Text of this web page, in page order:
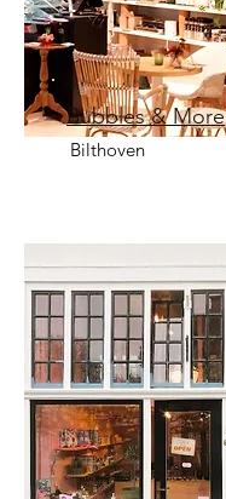
Bubbles & More
Bilthoven